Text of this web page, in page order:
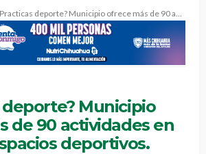
deporte? Municipio ofrece más de 90 actividades en diversos espacios deportivos.
deporte? Municipio
de 90 actividades en
deportivos.